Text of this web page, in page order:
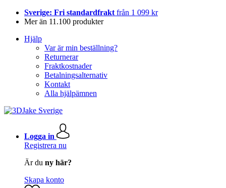
Sverige: Fri standardfrakt från 1 099 kr
Mer än 11.100 produkter
Hjälp
Var är min beställning?
Returnerar
Fraktkostnader
Betalningsalternativ
Kontakt
Alla hjälpämnen
Logga in
Registrera nu
Är du ny här?
Skapa konto